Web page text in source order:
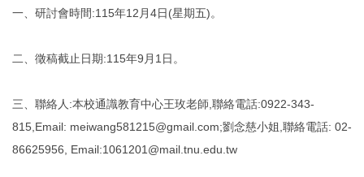
一、研討會時間:115年12月4日(星期五)。
二、徵稿截止日期:115年9月1日。
三、聯絡人:本校通識教育中心王玫老師,聯絡電話:0922-343-
815,Email: meiwang581215@gmail.com;劉念慈小姐,聯絡電話: 02-
86625956, Email:1061201@mail.tnu.edu.tw